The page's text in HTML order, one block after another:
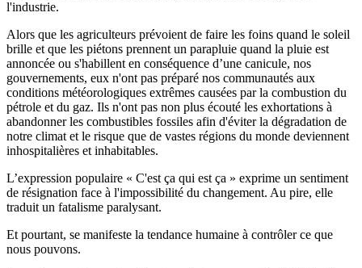
l'industrie.
Alors que les agriculteurs prévoient de faire les foins quand le soleil
brille et que les piétons prennent un parapluie quand la pluie est
annoncée ou s'habillent en conséquence d’une canicule, nos
gouvernements, eux n'ont pas préparé nos communautés aux
conditions météorologiques extrêmes causées par la combustion du
pétrole et du gaz. Ils n'ont pas non plus écouté les exhortations à
abandonner les combustibles fossiles afin d'éviter la dégradation de
notre climat et le risque que de vastes régions du monde deviennent
inhospitalières et inhabitables.
L’expression populaire « C'est ça qui est ça » exprime un sentiment
de résignation face à l'impossibilité du changement. Au pire, elle
traduit un fatalisme paralysant.
Et pourtant, se manifeste la tendance humaine à contrôler ce que
nous pouvons.